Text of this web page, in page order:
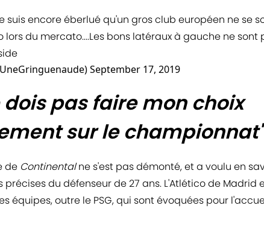
suis encore éberlué qu'un gros club européen ne se
lors du mercato....Les bons latéraux à gauche ne sont
September 17, 2019
dois pas faire mon choix
sur le
de Continentalne s'est pas démonté, et a voulu en
précises du défenseur de 27 ans. L'Atlético de Madrid
équipes, outre le PSG, qui sont évoquées pour